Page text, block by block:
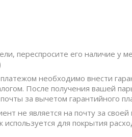
переспросите его наличие у
необходимо внести
После получения вашей
за вычетом гарантийного
не является на почту за
для покрытия